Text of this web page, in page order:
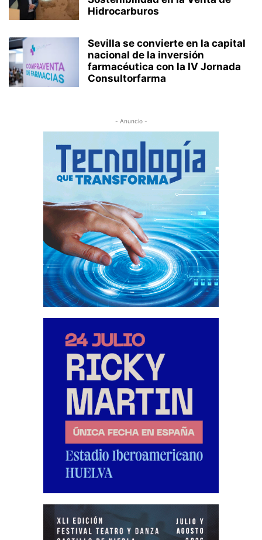
Hidrocarburos
Sevilla se convierte en la capital
nacional de la inversión
farmacéutica con la IV Jornada
Consultorfarma
- Anuncio -